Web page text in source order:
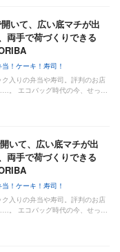
開いて、広い底マチが出
両手で荷づくりできる
！ケーキ！寿司！
入りの弁当や寿司。評判のお店
。 エコバッグ時代の今、せっ…
いて、広い底マチが出
両手で荷づくりできる
！ケーキ！寿司！
入りの弁当や寿司。評判のお店
。 エコバッグ時代の今、せっ…